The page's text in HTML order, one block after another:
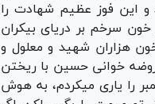
و این فوز عظیم شهادت را
سرخم بر دریای بیکران
هزاران شهید و معلول و
خوانی حسین با ریختن
را یاری میکردم، به هوش